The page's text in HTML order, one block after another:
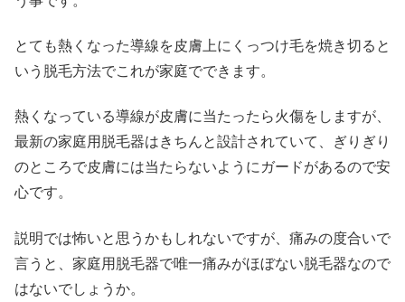
とても熱くなった導線を皮膚上にくっつけ毛を焼き切ると
いう脱毛方法でこれが家庭でできます。
熱くなっている導線が皮膚に当たったら火傷をしますが、
最新の家庭用脱毛器はきちんと設計されていて、ぎりぎり
のところで皮膚には当たらないようにガードがあるので安
心です。
説明では怖いと思うかもしれないですが、痛みの度合いで
言うと、家庭用脱毛器で唯一痛みがほぼない脱毛器なので
はないでしょうか。